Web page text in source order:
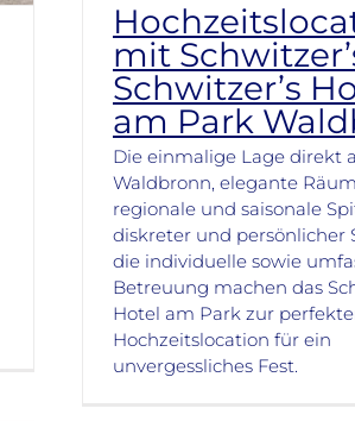
mit
Schwitzer’s
am Park
Die einmalige Lage direkt
Waldbronn, elegante
regionale und saisonale
diskreter und persönlicher
die individuelle sowie
Betreuung machen das
Hotel am Park zur
Hochzeitslocation für ein
unvergessliches Fest.